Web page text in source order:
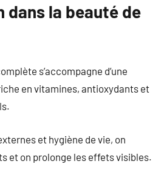
dans la beauté de
s’accompagne d’une
en vitamines, antioxydants et
et hygiène de vie, on
et on prolonge les effets visibles.